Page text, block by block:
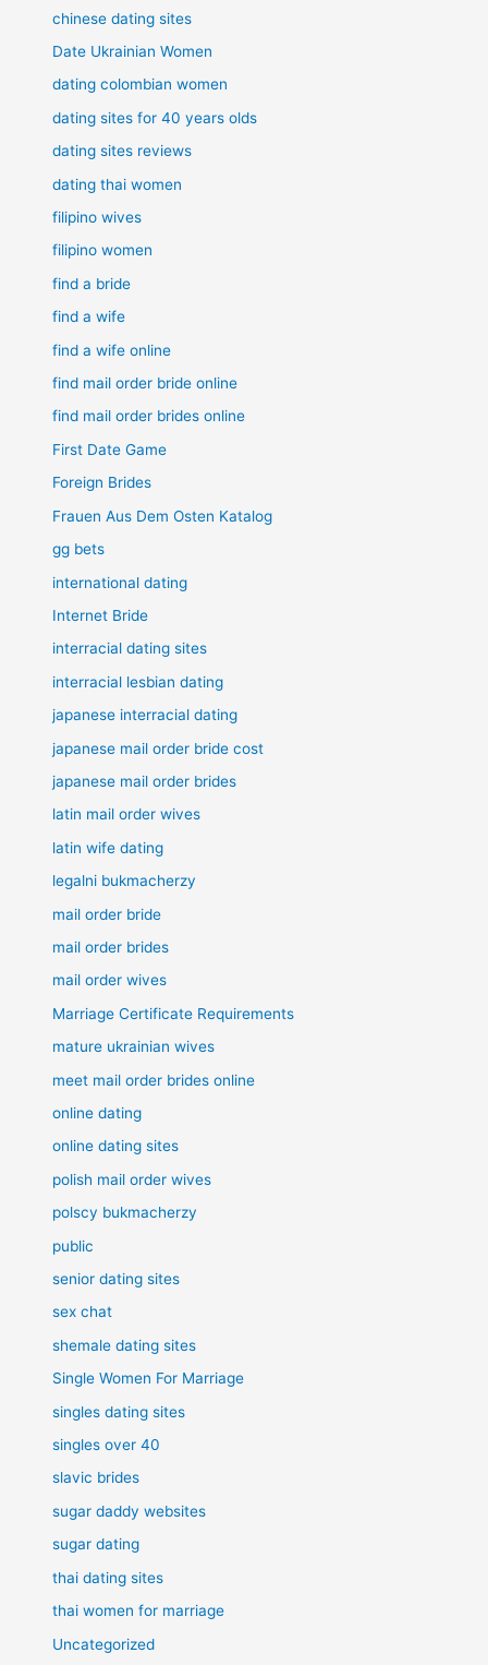
chinese dating sites
Date Ukrainian Women
dating colombian women
dating sites for 40 years olds
dating sites reviews
dating thai women
filipino wives
filipino women
find a bride
find a wife
find a wife online
find mail order bride online
find mail order brides online
First Date Game
Foreign Brides
Frauen Aus Dem Osten Katalog
gg bets
international dating
Internet Bride
interracial dating sites
interracial lesbian dating
japanese interracial dating
japanese mail order bride cost
japanese mail order brides
latin mail order wives
latin wife dating
legalni bukmacherzy
mail order bride
mail order brides
mail order wives
Marriage Certificate Requirements
mature ukrainian wives
meet mail order brides online
online dating
online dating sites
polish mail order wives
polscy bukmacherzy
public
senior dating sites
sex chat
shemale dating sites
Single Women For Marriage
singles dating sites
singles over 40
slavic brides
sugar daddy websites
sugar dating
thai dating sites
thai women for marriage
Uncategorized